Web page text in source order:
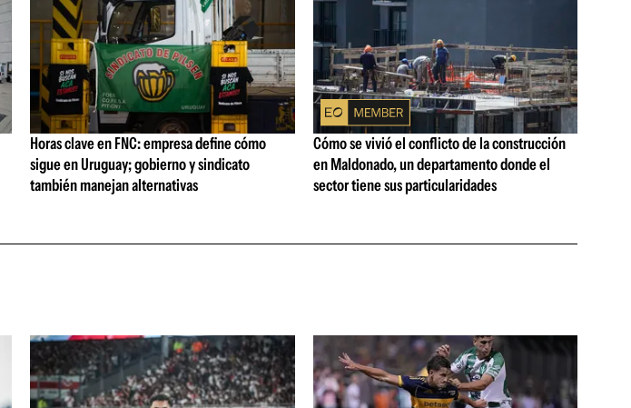
Horas clave en FNC: empresa define cómo
sigue en Uruguay; gobierno y sindicato
también manejan alternativas
Cómo se vivió el conflicto de la construcción
en Maldonado, un departamento donde el
sector tiene sus particularidades